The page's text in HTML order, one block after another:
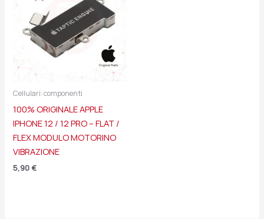
Cellulari: componenti
100% ORIGINALE APPLE
IPHONE 12 / 12 PRO – FLAT /
FLEX MODULO MOTORINO
VIBRAZIONE
5,90 €